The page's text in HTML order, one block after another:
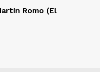
Romo (El